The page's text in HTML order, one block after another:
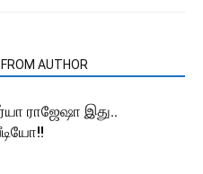
AUTHOR
ராஜேஷா இது..